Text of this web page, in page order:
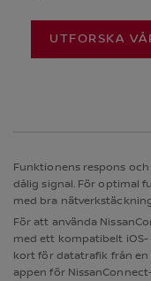
UTFORSKA
Funktionens respons
dålig signal. För optimal
med bra
För att använda
med ett kompatibelt
kort för datatrafik från
appen för